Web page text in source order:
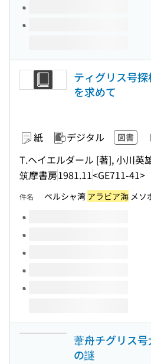
ティグリス号
を求めて
紙 デジタル 図書
T.ヘイエルダール [著], 小川英
筑摩書房1981.11<GE711-41>
件名 ペルシャ湾 アラビア海 メソ
このタイトルの巻号
葦舟チグリス
の謎